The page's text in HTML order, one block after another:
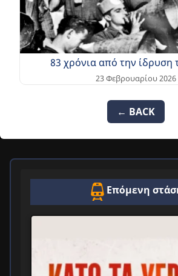
83 χρόνια από την
23 Φεβρουαρίου 2026
← BACK
Επόμενη